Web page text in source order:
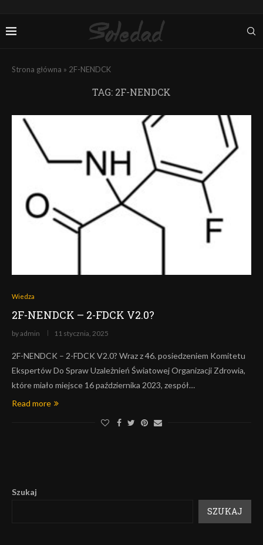
Strona główna » 2F-NENDCK
TAG: 2F-NENDCK
Wiedza
2F-NENDCK – 2-FDCK V2.0?
byadmin 11 stycznia, 2025
2F-NENDCK – 2-FDCK V2.0? Wraz z 46. posiedzeniem Komitetu
Ekspertów Do Spraw Uzależnień Światowej Organizacji Zdrowia,
które miało miejsce 16 października 2023, zespół…
Read more
Szukaj
SZUKAJ